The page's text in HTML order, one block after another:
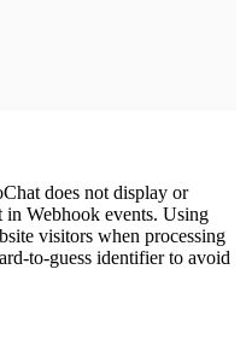
does not display or
Webhook events. Using
visitors when processing
to-guess identifier to avoid